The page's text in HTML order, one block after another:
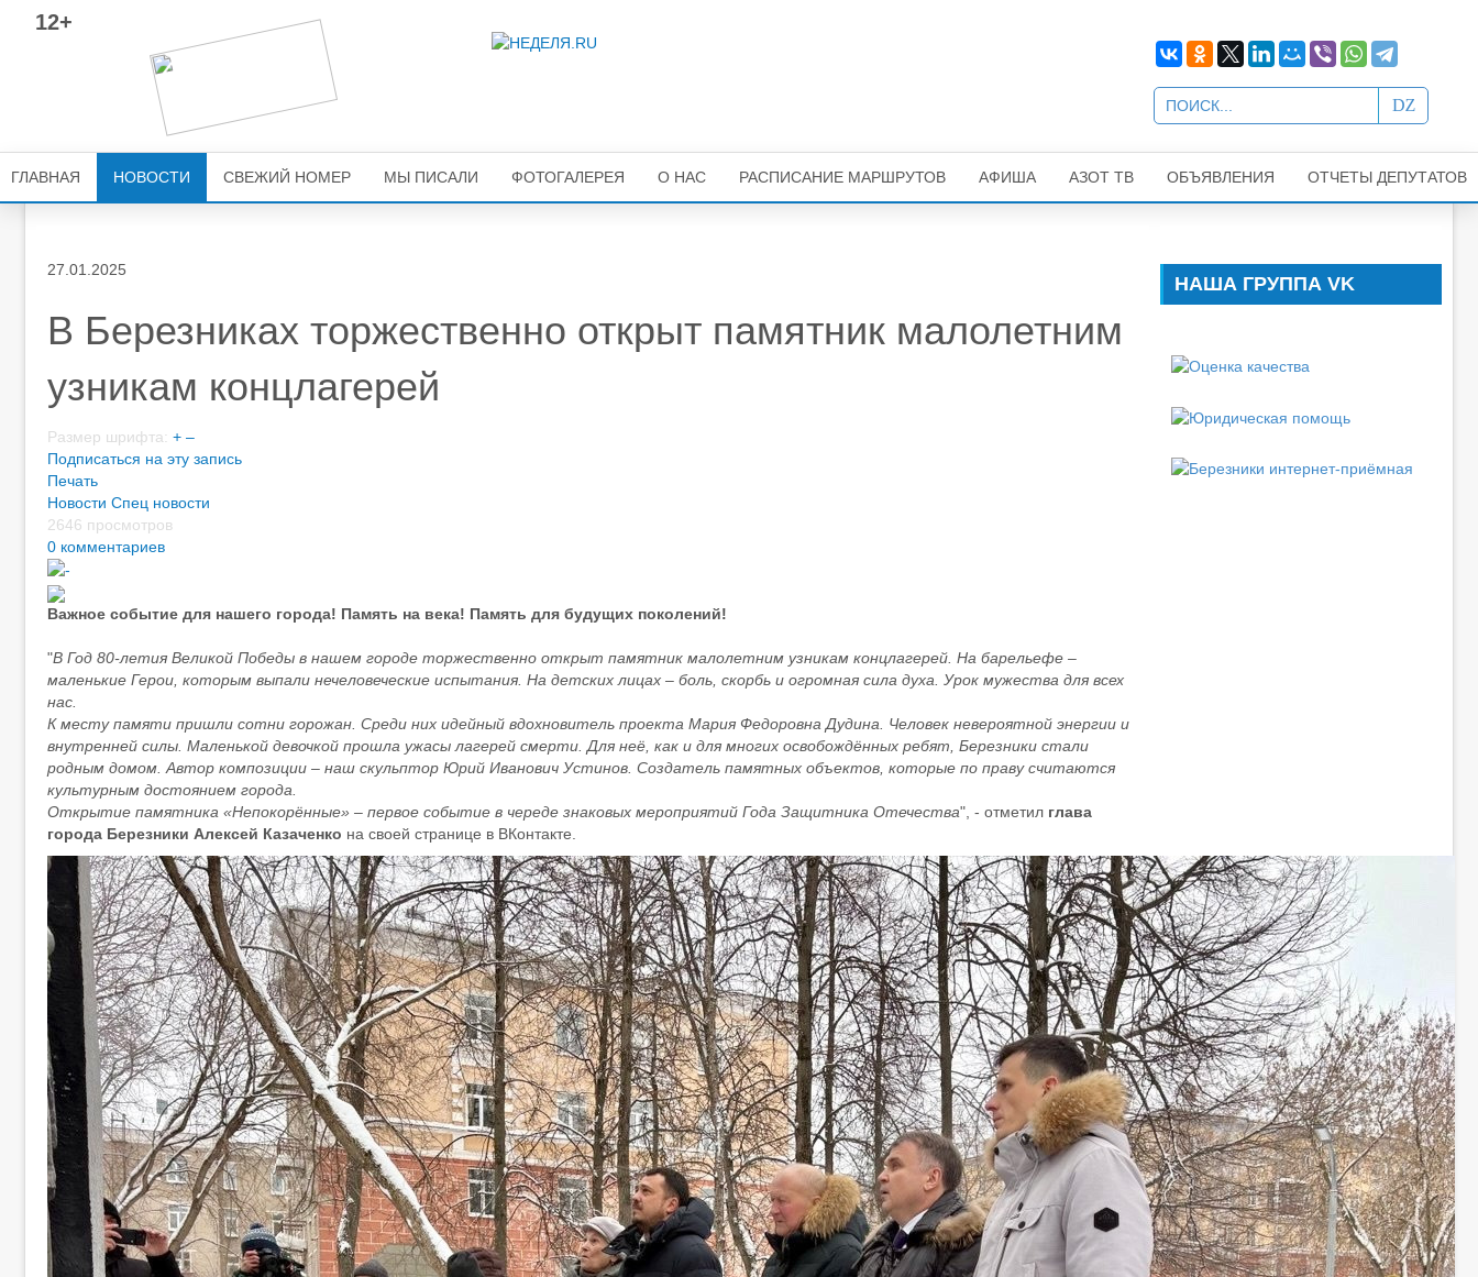
12+
ГЛАВНАЯ НОВОСТИ СВЕЖИЙ НОМЕР МЫ ПИСАЛИ ФОТОГАЛЕРЕЯ О НАС РАСПИСАНИЕ МАРШРУТОВ АФИША АЗОТ ТВ ОБЪЯВЛЕНИЯ ОТЧЕТЫ ДЕПУТАТОВ
27.01.2025
В Березниках торжественно открыт памятник малолетним
узникам концлагерей
Размер шрифта: + –
Подписаться на эту запись
Печать
Новости Спец новости
2646 просмотров
0 комментариев
Важное событие для нашего города! Память на века! Память для будущих поколений!
"В Год 80-летия Великой Победы в нашем городе торжественно открыт памятник малолетним узникам концлагерей. На барельефе –
маленькие Герои, которым выпали нечеловеческие испытания. На детских лицах – боль, скорбь и огромная сила духа. Урок мужества для всех
нас.
К месту памяти пришли сотни горожан. Среди них идейный вдохновитель проекта Мария Федоровна Дудина. Человек невероятной энергии и
внутренней силы. Маленькой девочкой прошла ужасы лагерей смерти. Для неё, как и для многих освобождённых ребят, Березники стали
родным домом. Автор композиции – наш скульптор Юрий Иванович Устинов. Создатель памятных объектов, которые по праву считаются
культурным достоянием города.
Открытие памятника «Непокорённые» – первое событие в череде знаковых мероприятий Года Защитника Отечества", - отметил глава
города Березники Алексей Казаченко на своей странице в ВКонтакте.
НАША ГРУППА VK